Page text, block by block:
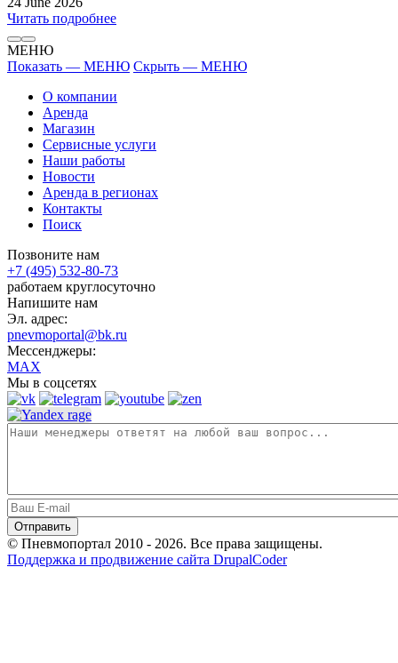
Читать подробнее
МЕНЮ
Показать — МЕНЮ Скрыть — МЕНЮ
О компании
Аренда
Магазин
Сервисные услуги
Наши работы
Новости
Аренда в регионах
Контакты
Поиск
Позвоните нам
+7 (495) 532-80-73
работаем круглосуточно
Напишите нам
Эл. адрес:
pnevmoportal@bk.ru
Мессенджеры:
MAX
Мы в соцсетях
© Пневмопортал 2010 - 2026. Все права защищены.
Поддержка и продвижение сайта DrupalCoder